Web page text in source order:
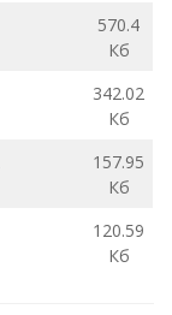
570.4
Кб
342.02
Кб
157.95
Кб
120.59
Кб